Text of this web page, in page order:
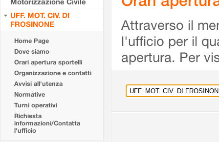
UFF. MOT. CIV. DI
FROSINONE
Home Page
Dove siamo
Orari apertura sportelli
Organizzazione e contatti
Avvisi all'utenza
Normative
Turni operativi
Richiesta
informazioni/Contatta
l'ufficio
Attraverso il
l'ufficio per il
apertura. Per